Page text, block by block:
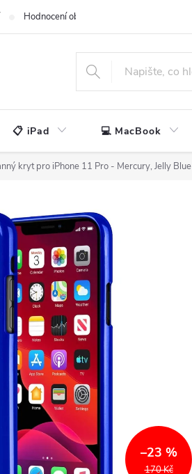
Hodnocení obchodu
📋 iPad 💻 MacBook
kryt pro iPhone 11 Pro - Mercury, Jelly Blue
170 Kč
–23 %